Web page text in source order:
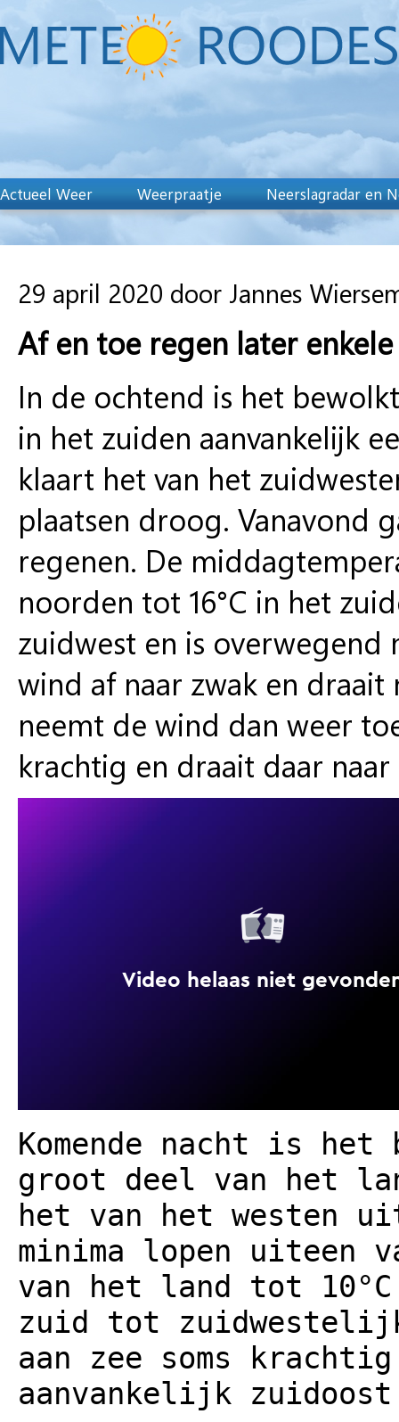
Actueel Weer Weerpraatje Neerslagradar en
29 april 2020 door Jannes
Af en toe regen later
In de ochtend is het
in het zuiden aanvankelijk
klaart het van het
plaatsen droog. Vanavond
regenen. De
noorden tot 16°C in het
zuidwest en is
wind af naar zwak en
neemt de wind dan weer
krachtig en draait daar
Komende nacht is
groot deel van het
het van het westen
minima lopen uiteen
van het land tot
zuid tot
aan zee soms
aanvankelijk